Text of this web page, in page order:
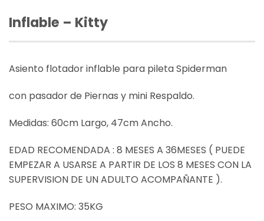
Inflable – Kitty
Asiento flotador inflable para pileta Spiderman
con pasador de Piernas y mini Respaldo.
Medidas: 60cm Largo, 47cm Ancho.
EDAD RECOMENDADA : 8 MESES A 36MESES ( PUEDE
EMPEZAR A USARSE A PARTIR DE LOS 8 MESES CON LA
SUPERVISION DE UN ADULTO ACOMPAÑANTE ).
PESO MAXIMO: 35KG